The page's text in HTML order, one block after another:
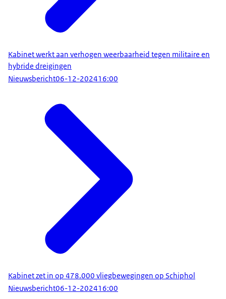
tegen het licht houden, ten behoeve van een
volgende formatie. De uitkomsten hiervan zal ik
Ter afsluiting nog een korte aankondiging. Morgen
ben ik op uitnodiging van president Macron,
samen met verschillende regeringsleiders,
Parijs. Want wie herinnert zich niet de vreselijke
beelden van de immense brand in de kathedraal
in 2019? Het is dan ook bijzonder dat dit iconische
bouwwerk nu, ruim vijf jaar later, zijn deuren weer
opent. En het is voor mij een eer om daarbij te
Kabinet werkt aan verhogen weerbaarheid tegen militaire en
hybride dreigingen
Nieuwsbericht06-12-202416:00
Kabinet zet in op 478.000 vliegbewegingen op Schiphol
Nieuwsbericht06-12-202416:00